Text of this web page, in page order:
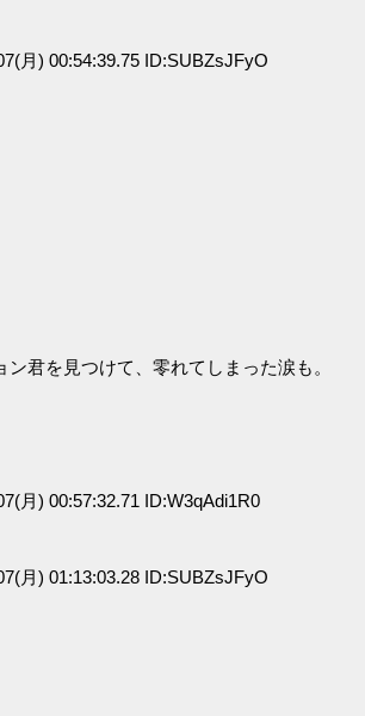
月) 00:54:39.75 ID:SUBZsJFyO
君を見つけて、零れてしまった涙も。
月) 00:57:32.71 ID:W3qAdi1R0
月) 01:13:03.28 ID:SUBZsJFyO